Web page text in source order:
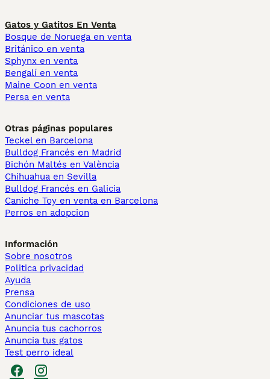
Gatos y Gatitos En Venta
Bosque de Noruega en venta
Británico en venta
Sphynx en venta
Bengalí en venta
Maine Coon en venta
Persa en venta
Otras páginas populares
Teckel en Barcelona
Bulldog Francés en Madrid
Bichón Maltés en València
Chihuahua en Sevilla
Bulldog Francés en Galicia
Caniche Toy en venta en Barcelona
Perros en adopcion
Información
Sobre nosotros
Politica privacidad
Ayuda
Prensa
Condiciones de uso
Anunciar tus mascotas
Anuncia tus cachorros
Anuncia tus gatos
Test perro ideal